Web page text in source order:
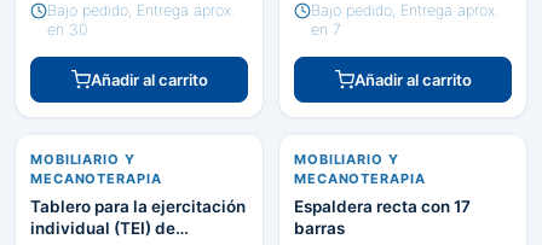
Bajo pedido, Entrega aprox.
en 30
Añadir al carrito
Bajo pedido, Entrega aprox.
en 7
Añadir al carrito
MOBILIARIO Y
MECANOTERAPIA
Tablero para la ejercitación
individual (TEI) de
MOBILIARIO Y
MECANOTERAPIA
Espaldera recta con 17
barras